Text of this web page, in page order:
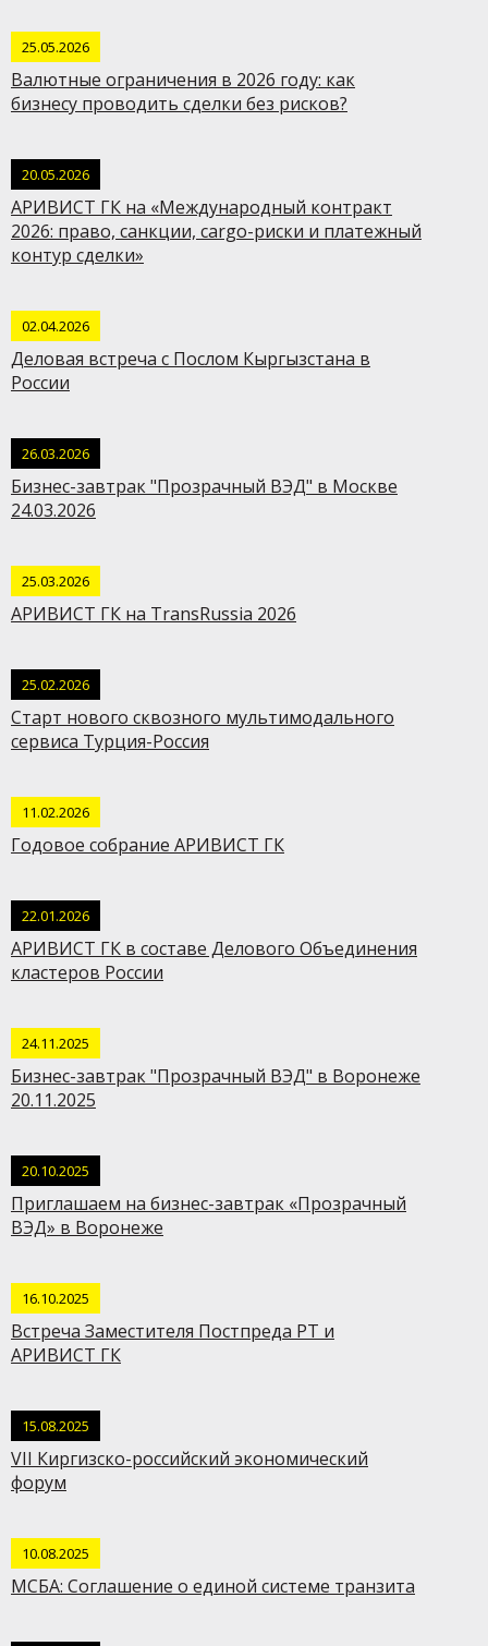
25.05.2026
Валютные ограничения в 2026 году: как
бизнесу проводить сделки без рисков?
20.05.2026
АРИВИСТ ГК на «Международный контракт
2026: право, санкции, cargo-риски и платежный
контур сделки»
02.04.2026
Деловая встреча с Послом Кыргызстана в
России
26.03.2026
Бизнес-завтрак "Прозрачный ВЭД" в Москве
24.03.2026
25.03.2026
АРИВИСТ ГК на TransRussia 2026
25.02.2026
Cтарт нового сквозного мультимодального
сервиса Турция-Россия
11.02.2026
Годовое собрание АРИВИСТ ГК
22.01.2026
АРИВИСТ ГК в составе Делового Объединения
кластеров России
24.11.2025
Бизнес-завтрак "Прозрачный ВЭД" в Воронеже
20.11.2025
20.10.2025
Приглашаем на бизнес-завтрак «Прозрачный
ВЭД» в Воронеже
16.10.2025
Встреча Заместителя Постпреда РТ и
АРИВИСТ ГК
15.08.2025
VII Киргизско-российский экономический
форум
10.08.2025
МСБА: Соглашение о единой системе транзита